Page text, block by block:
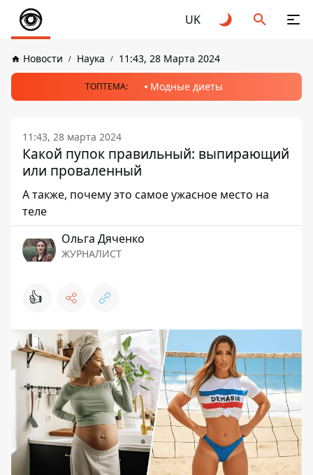
UK
Новости Наука 11:43, 28 Марта 2024
ТОПТЕМА: Модные диеты
11:43, 28 марта 2024
Какой пупок правильный: выпирающий
или проваленный
А также, почему это самое ужасное место на
теле
Ольга Дяченко
ЖУРНАЛИСТ
👍